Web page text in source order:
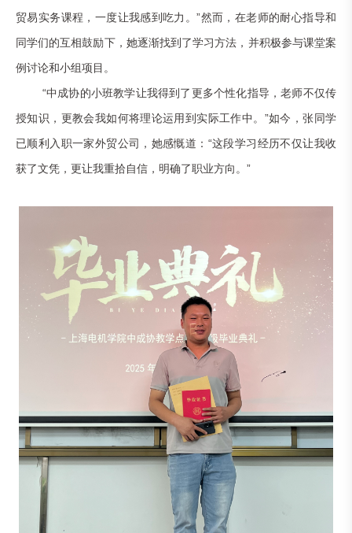
贸易实务课程，一度让我感到吃力。”然而，在老师的耐心指导和
同学们的互相鼓励下，她逐渐找到了学习方法，并积极参与课堂案
例讨论和小组项目。
“中成协的小班教学让我得到了更多个性化指导，老师不仅传
授知识，更教会我如何将理论运用到实际工作中。”如今，张同学
已顺利入职一家外贸公司，她感慨道：“这段学习经历不仅让我收
获了文凭，更让我重拾自信，明确了职业方向。”